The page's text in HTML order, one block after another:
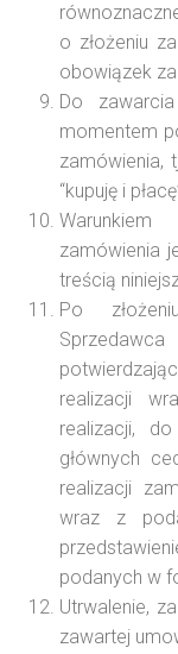
o złożeniu
obowiązek
Do
momentem
zamówienia,
“kupuję i
zamówienia
treścią
Po
realizacji
realizacji,
głównych
realizacji
wraz z
podanych w
Utrwalenie,
zawartej